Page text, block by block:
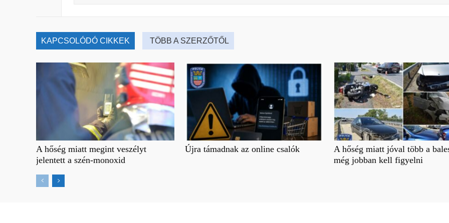
KAPCSOLÓDÓ CIKKEK TÖBB A SZERZŐTŐL
A hőség miatt megint veszélyt
jelentett a szén-monoxid
Újra támadnak az online csalók
A hőség miatt jóval több a
még jobban kell figyelni